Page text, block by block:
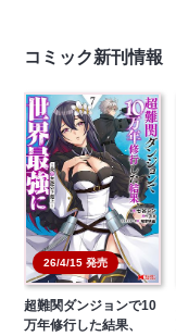
コミック新刊情報
26/4/15 発売
超難関ダンジョンで10
万年修行した結果、